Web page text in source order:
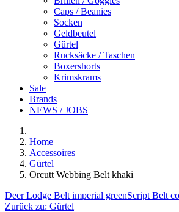
Caps / Beanies
Socken
Geldbeutel
Gürtel
Rucksäcke / Taschen
Boxershorts
Krimskrams
Sale
Brands
NEWS / JOBS
Home
Accessoires
Gürtel
Orcutt Webbing Belt khaki
Deer Lodge Belt imperial greenScript Belt
Zurück zu: Gürtel